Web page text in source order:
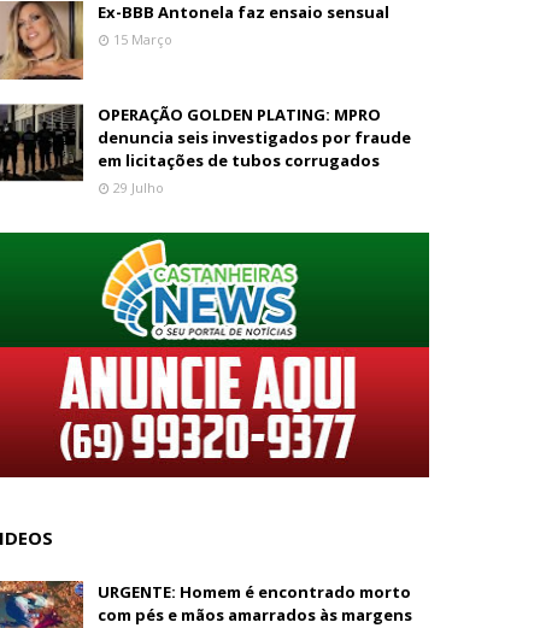
Ex-BBB Antonela faz ensaio sensual
15 Março
OPERAÇÃO GOLDEN PLATING: MPRO
denuncia seis investigados por fraude
em licitações de tubos corrugados
29 Julho
URGENTE: Homem é encontrado morto
com pés e mãos amarrados às margens